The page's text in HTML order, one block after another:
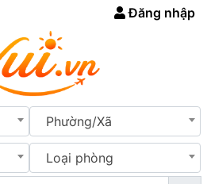
Đăng nhập
Phường/Xã
Loại phòng